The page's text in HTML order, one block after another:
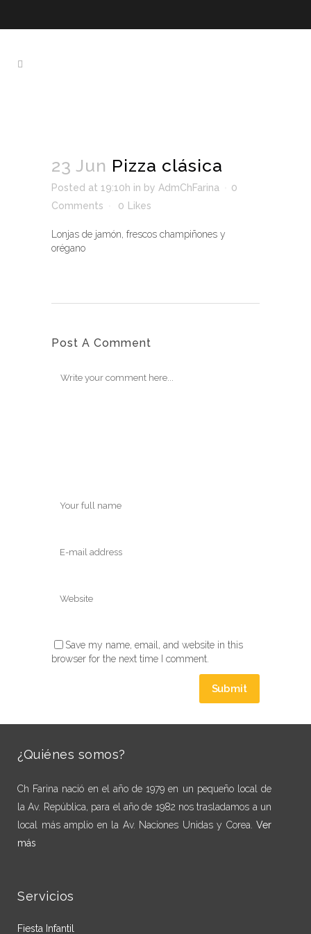
23 Jun Pizza clásica
Posted at 19:10h in by AdmChFarina
0
Comments
0 Likes
Lonjas de jamón, frescos champiñones y
orégano
Post A Comment
Save my name, email, and website in this
browser for the next time I comment.
¿Quiénes somos?
Ch Farina nació en el año de 1979 en un pequeño local de
la Av. República, para el año de 1982 nos trasladamos a un
local más amplio en la Av. Naciones Unidas y Corea.Ver
más
Servicios
Fiesta Infantil